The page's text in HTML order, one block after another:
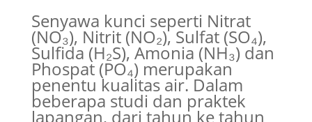
Senyawa kunci seperti Nitrat
(NO₃), Nitrit (NO₂), Sulfat (SO₄),
Sulfida (H₂S), Amonia (NH₃) dan
Phospat (PO₄) merupakan
penentu kualitas air. Dalam
beberapa studi dan praktek
lapangan, dari tahun ke tahun